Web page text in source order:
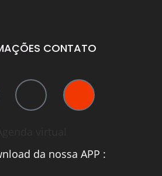
CONTATO
da nossa APP :